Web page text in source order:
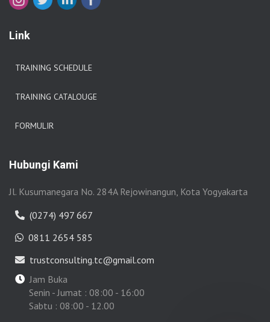
Link
TRAINING SCHEDULE
TRAINING CATALOUGE
FORMULIR
Hubungi Kami
Jl. Kusumanegara No. 284A Rejowinangun, Kota Yogyakarta
(0274) 497 667
0811 2654 585
trustconsulting.tc@gmail.com
Jam Buka
Senin - Jumat : 08:00 - 16:00
Sabtu : 08:00 - 12.00